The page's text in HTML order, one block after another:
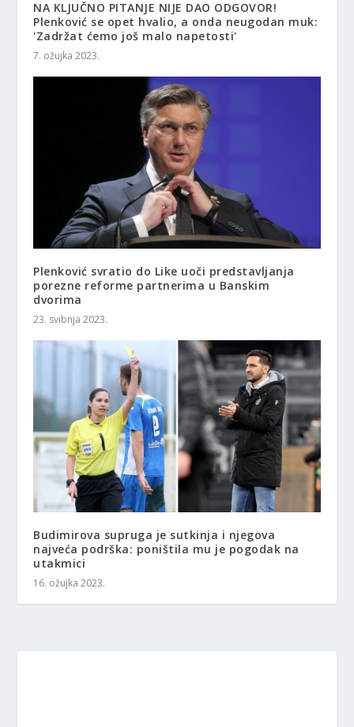
NA KLJUČNO PITANJE NIJE DAO ODGOVOR!
Plenković se opet hvalio, a onda neugodan muk:
'Zadržat ćemo još malo napetosti'
7. ožujka 2023.
Plenković svratio do Like uoči predstavljanja
porezne reforme partnerima u Banskim
dvorima
23. svibnja 2023.
Budimirova supruga je sutkinja i njegova
najveća podrška: poništila mu je pogodak na
utakmici
16. ožujka 2023.